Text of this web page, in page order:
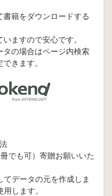
籍をダウンロードする
ますので安心です。
タの場合はページ内検索
きます。
でも可）寄贈お願いいた
データの元を作成しま
します。